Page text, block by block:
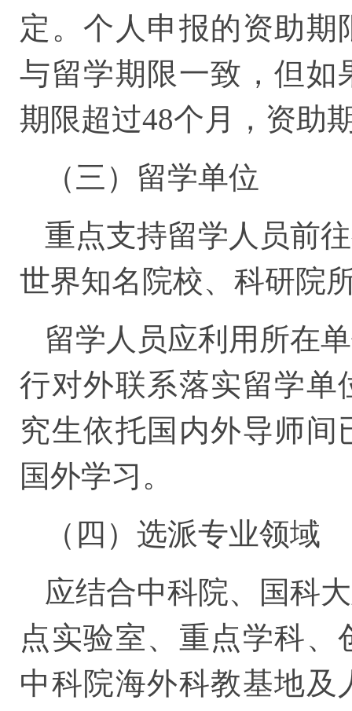
定。个人申报的资助
与留学期限一致，但如
期限超过48个月，资助
（三）留学单位
重点支持留学人员前
世界知名院校、科研院
留学人员应利用所在
行对外联系落实留学单
究生依托国内外导师
国外学习。
（四）选派专业领域
应结合中科院、国科
点实验室、重点学科
中科院海外科教基地